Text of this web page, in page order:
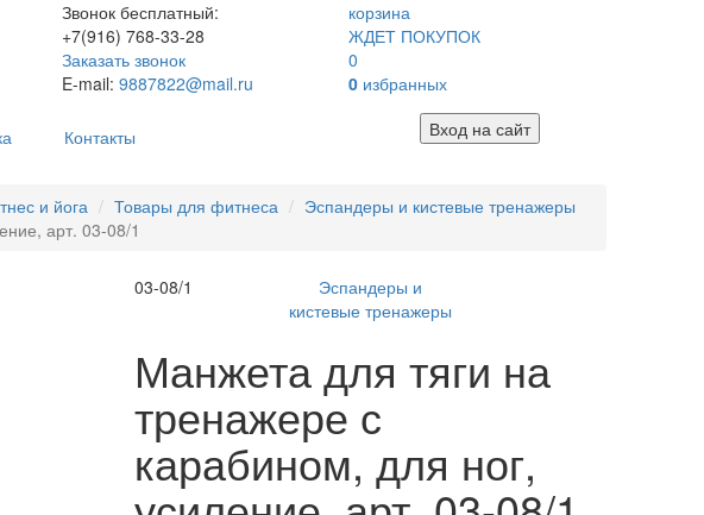
Звонок бесплатный:
+7(916) 768-33-28
Заказать звонок
E-mail:9887822@mail.ru
корзина
ЖДЕТ ПОКУПОК
0
0 избранных
Контакты Вход на сайт
и йога Товары для фитнеса
Эспандеры и кистевые тренажеры
арт. 03-08/1
03-08/1
Эспандеры и
кистевые тренажеры
Манжета для тяги на
тренажере с
карабином, для ног,